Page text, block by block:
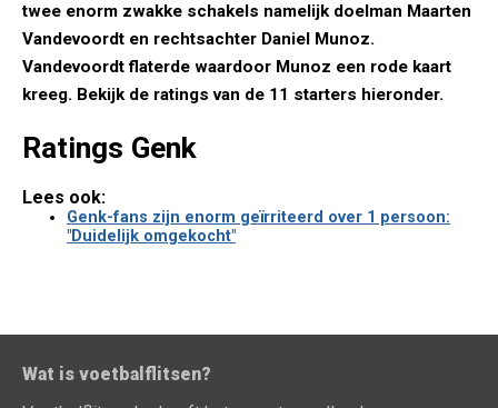
twee enorm zwakke schakels namelijk doelman Maarten
Vandevoordt en rechtsachter Daniel Munoz.
Vandevoordt flaterde waardoor Munoz een rode kaart
kreeg. Bekijk de ratings van de 11 starters hieronder.
Ratings Genk
Lees ook:
Genk-fans zijn enorm geïrriteerd over 1 persoon:
"Duidelijk omgekocht"
Wat is voetbalflitsen?